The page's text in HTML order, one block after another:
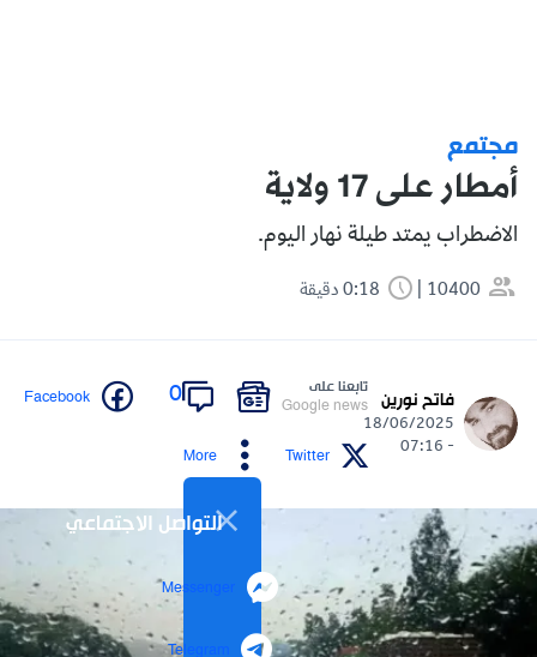
مجتمع
أمطار على 17 ولاية
الاضطراب يمتد طيلة نهار اليوم.
10400
فاتح نورين
18/06/2025
- 07:16
تابعنا على
Google news
0
Facebook
Twitter
More
التواصل الاجتماعي
Messenger
Telegram